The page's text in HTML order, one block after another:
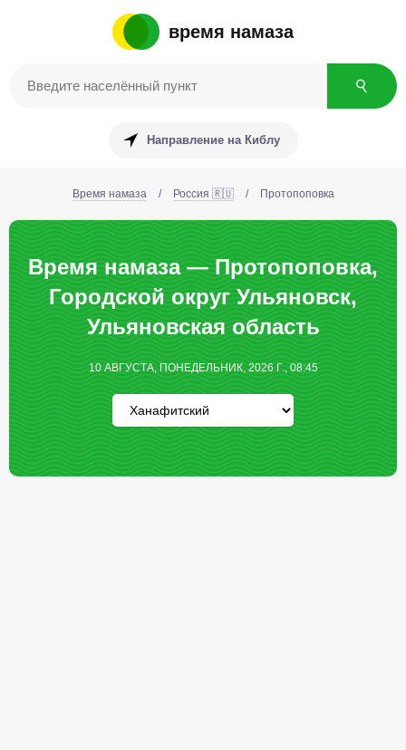
время намаза
Направление на Киблу
Время намаза / Россия 🇷🇺 / Протопоповка
Время намаза — Протопоповка,
Городской округ Ульяновск,
Ульяновская область
10 АВГУСТА, ПОНЕДЕЛЬНИК, 2026 Г., 08:45